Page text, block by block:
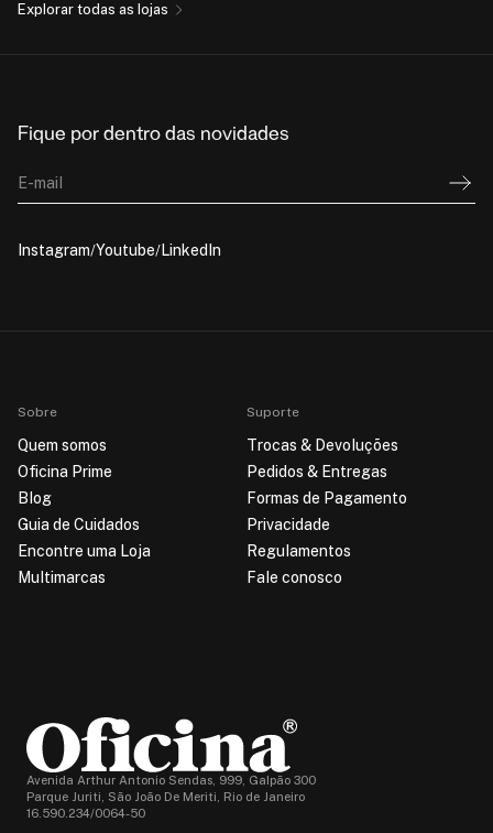
Explorar todas as lojas
Fique por dentro das novidades
E-mail
Instagram Youtube LinkedIn
Sobre
Quem somos
Oficina Prime
Blog
Guia de Cuidados
Encontre uma Loja
Multimarcas
Suporte
Trocas & Devoluções
Pedidos & Entregas
Formas de Pagamento
Privacidade
Regulamentos
Fale conosco
Avenida Arthur Antonio Sendas, 999, Galpão 300
Parque Juriti, São João De Meriti, Rio de Janeiro
16.590.234/0064-50